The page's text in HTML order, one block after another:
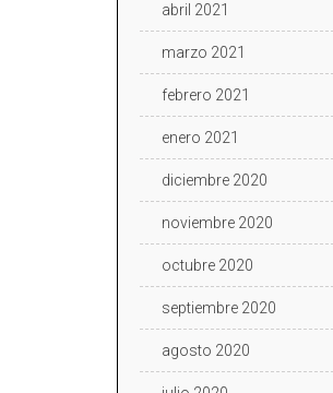
abril 2021
marzo 2021
febrero 2021
enero 2021
diciembre 2020
noviembre 2020
octubre 2020
septiembre 2020
agosto 2020